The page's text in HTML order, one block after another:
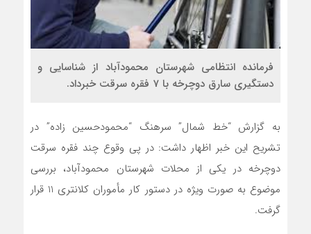
فرمانده انتظامی شهرستان محمودآباد از شناسايی و
دستگيری سارق دوچرخه با 7 فقره سرقت خبرداد.
به گزارش “خط شمال” سرهنگ “محمودحسين زاده” در
تشريح اين خبر اظهار داشت: در پي وقوع چند فقره سرقت
دوچرخه در يکي از محلات شهرستان محمودآباد، بررسي
موضوع به صورت ويژه در دستور کار مأموران کلانتري 11 قرار
گرفت.